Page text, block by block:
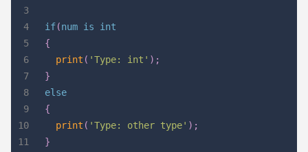
3
4
5
6
7
8
9
10
11
if(num is int
{
print ( 'Type: int' ) ;
}
else
{
print ( 'Type: other type' ) ;
}